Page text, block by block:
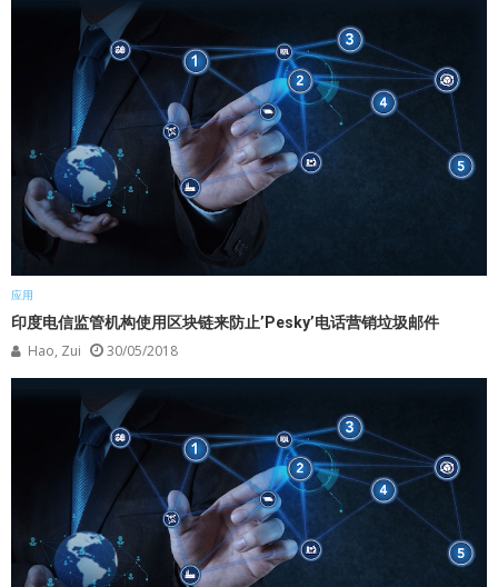
应用
印度电信监管机构使用区块链来防止’Pesky’电话营销垃圾邮件
Hao, Zui 30/05/2018